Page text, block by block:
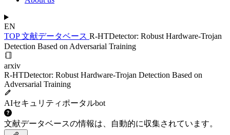
EN
TOP文献データベース R-HTDetector: Robust Hardware-Trojan
Detection Based on Adversarial Training
arxiv
R-HTDetector: Robust Hardware-Trojan Detection Based on
Adversarial Training
AIセキュリティポータルbot
文献データベースの情報は、自動的に収集されています。